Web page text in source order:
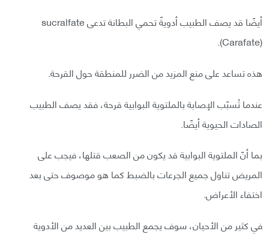
أيضًا قد يصف الطبيب أدويةً تحمي البطانة تدعى sucralfate
(Carafate).
هذه تساعد على منع المزيد من الضرر للمنطقة حول القرحة.
عندما تُسبّب الإصابة بالملتوية البوابية قرحة، فقد يصف الطبيب
الصادات الحيوية أيضًا.
بما أنّ الملتوية البوابية قد يكون من الصعب قتلها، فيجب على
المريض تناول جميع الجرعات بالضبط كما هو موصوف حتى بعد
اختفاء الأعراض.
في كثير من الأحيان، سوف يجمع الطبيب بين العديد من الأدوية